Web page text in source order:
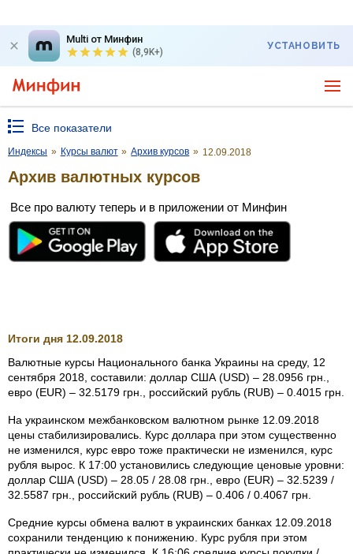
Multi от Минфин
(8,9K+)
УСТАНОВИТЬ
Все показатели
Индексы » Курсы валют » Архив курсов » 12.09.2018
Архив валютных курсов
Все про валюту теперь и в приложении от Минфин
Итоги дня 12.09.2018
Валютные курсы Национального банка Украины на среду, 12
сентября 2018, составили: доллар США (USD) – 28.0956 грн.,
евро (EUR) – 32.5179 грн., российский рубль (RUB) – 0.4015 грн.
На украинском межбанковском валютном рынке 12.09.2018
цены стабилизировались. Курс доллара при этом существенно
не изменился, курс евро тоже практически не изменился, курс
рубля вырос. К 17:00 установились следующие ценовые уровни:
доллар США (USD) – 28.05 / 28.08 грн., евро (EUR) – 32.5239 /
32.5587 грн., российский рубль (RUB) – 0.406 / 0.4067 грн.
Средние курсы обмена валют в украинских банках 12.09.2018
сохранили тенденцию к понижению. Курс рубля при этом